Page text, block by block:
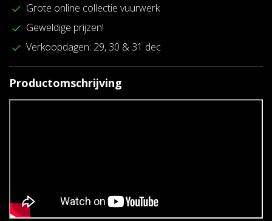
Grote online collectie vuurwerk
Geweldige prijzen!
Verkoopdagen: 29, 30 & 31 dec
Productomschrijving